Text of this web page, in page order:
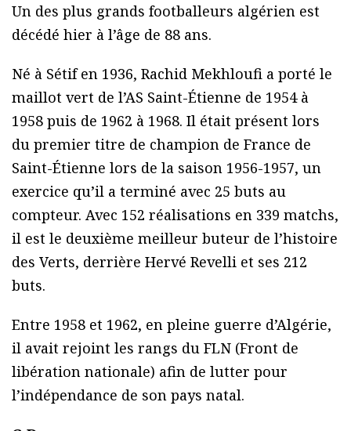
Un des plus grands footballeurs algérien est
décédé hier à l’âge de 88 ans.
Né à Sétif en 1936, Rachid Mekhloufi a porté le
maillot vert de l’AS Saint-Étienne de 1954 à
1958 puis de 1962 à 1968. Il était présent lors
du premier titre de champion de France de
Saint-Étienne lors de la saison 1956-1957, un
exercice qu’il a terminé avec 25 buts au
compteur. Avec 152 réalisations en 339 matchs,
il est le deuxième meilleur buteur de l’histoire
des Verts, derrière Hervé Revelli et ses 212
buts.
Entre 1958 et 1962, en pleine guerre d’Algérie,
il avait rejoint les rangs du FLN (Front de
libération nationale) afin de lutter pour
l’indépendance de son pays natal.